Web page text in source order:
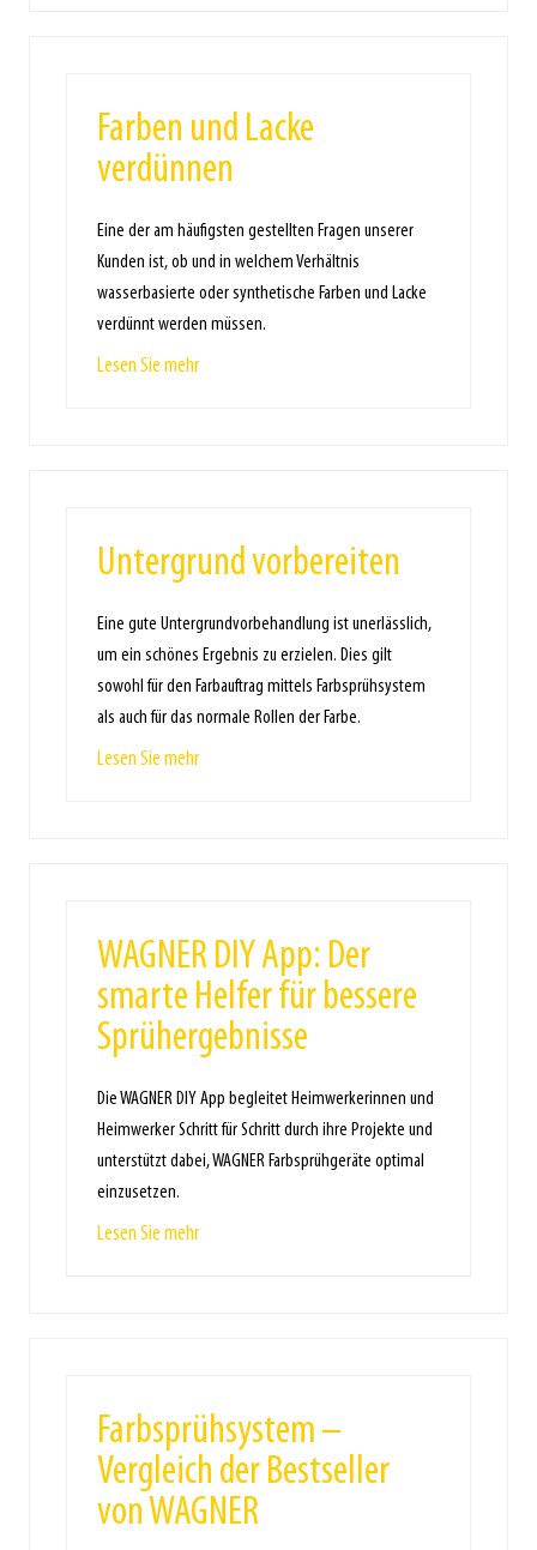
Farben und Lacke
verdünnen
Eine der am häufigsten gestellten Fragen unserer
Kunden ist, ob und in welchem Verhältnis
wasserbasierte oder synthetische Farben und Lacke
verdünnt werden müssen.
Lesen Sie mehr
Untergrund vorbereiten
Eine gute Untergrundvorbehandlung ist unerlässlich,
um ein schönes Ergebnis zu erzielen. Dies gilt
sowohl für den Farbauftrag mittels Farbsprühsystem
als auch für das normale Rollen der Farbe.
Lesen Sie mehr
WAGNER DIY App: Der
smarte Helfer für bessere
Sprühergebnisse
Die WAGNER DIY App begleitet Heimwerkerinnen und
Heimwerker Schritt für Schritt durch ihre Projekte und
unterstützt dabei, WAGNER Farbsprühgeräte optimal
einzusetzen.
Lesen Sie mehr
Farbsprühsystem –
Vergleich der Bestseller
von WAGNER